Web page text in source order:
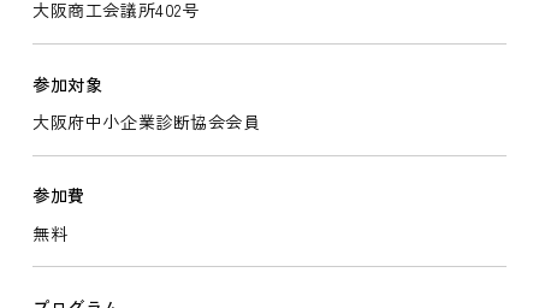
大阪商工会議所402号
参加対象
大阪府中小企業診断協会会員
参加費
無料